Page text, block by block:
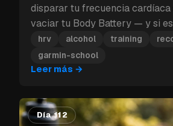
disparar tu frecuencia cardíaca
vaciar tu Body Battery — y si
bloque de entrenamiento, ese
recuperación puede costarte
día.
hrv alcohol training
garmin-school
Leer más →
Día 112